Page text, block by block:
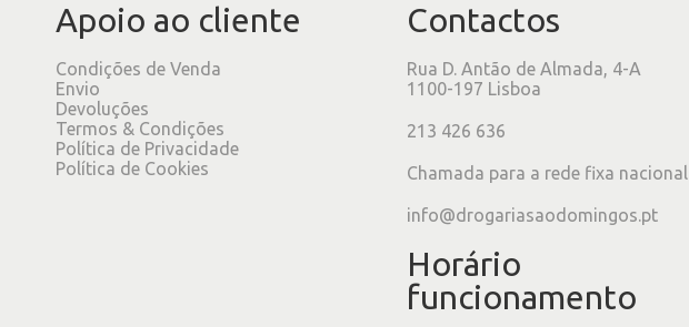
Apoio ao cliente
Condições de Venda
Envio
Devoluções
Termos & Condições
Política de Privacidade
Política de Cookies
Contactos
Rua D. Antão de Almada, 4-A
1100-197 Lisboa
213 426 636
Chamada para a rede fixa nacional
info@drogariasaodomingos.pt
Horário
funcionamento